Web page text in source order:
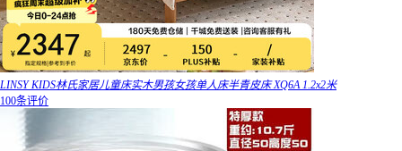
LINSY KIDS林氏家居儿童床实木男孩女孩单人床半青皮床 XQ6A 1.2x2米
100条评价